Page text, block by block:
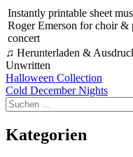
Instantly printable sheet
Roger Emerson for choir &
concert
♫ Herunterladen &
Unwritten
Beitragsnavigation
Halloween Collection
Cold December Nights
Suchen
nach:
Kategorien